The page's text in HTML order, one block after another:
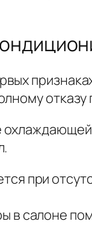
отказу
при
в салоне